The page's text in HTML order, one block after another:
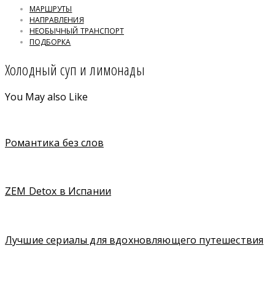
МАРШРУТЫ
НАПРАВЛЕНИЯ
НЕОБЫЧНЫЙ ТРАНСПОРТ
ПОДБОРКА
Холодный суп и лимонады
You May also Like
Романтика без слов
ZEM Detox в Испании
Лучшие сериалы для вдохновляющего путешествия